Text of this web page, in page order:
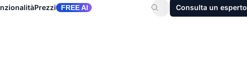
Prezzi FREE AI Consulta un esperto